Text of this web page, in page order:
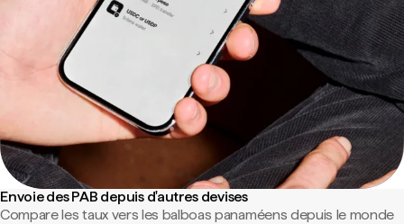
Envoie des PAB depuis d'autres devises
Compare les taux vers les balboas panaméens depuis le monde